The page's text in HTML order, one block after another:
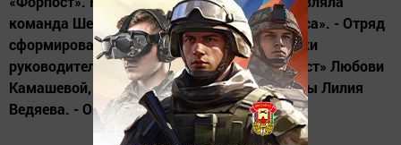
команда Шеланговской школы «Алые паруса». - Отряд
сформировался три года назад с легкой руки
руководителя районного движения «Форпост» Любови
Камашевой, - рассказывает директор школы Лилия
Ведяева. - Она...